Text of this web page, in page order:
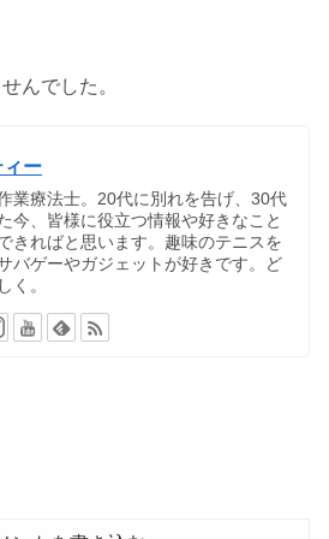
んでした。
ィー
業療法士。20代に別れを告げ、30代
今、皆様に役立つ情報や好きなこと
きればと思います。趣味のテニスを
バゲーやガジェットが好きです。ど
く。